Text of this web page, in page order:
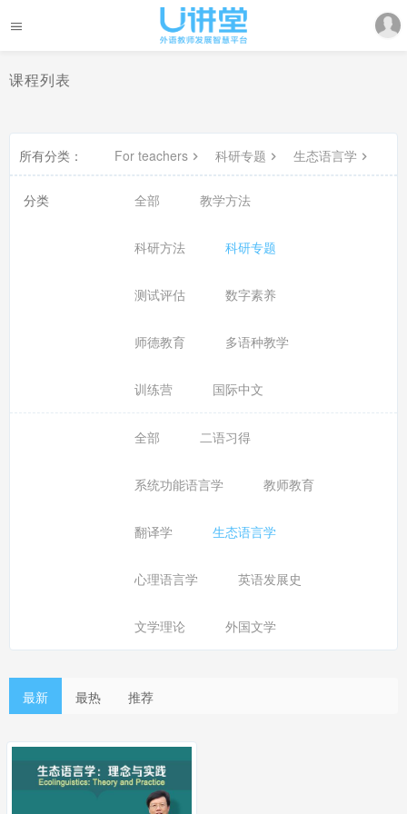
课程列表
所有分类： For teachers 科研专题 生态语言学
分类 全部 教学方法
科研方法 科研专题
测试评估 数字素养
师德教育 多语种教学
训练营 国际中文
全部 二语习得
系统功能语言学 教师教育
翻译学 生态语言学
心理语言学 英语发展史
文学理论 外国文学
最新 最热 推荐